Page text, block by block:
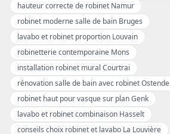
hauteur correcte de robinet Namur
robinet moderne salle de bain Bruges
lavabo et robinet proportion Louvain
robinetterie contemporaine Mons
installation robinet mural Courtrai
rénovation salle de bain avec robinet Ostende
robinet haut pour vasque sur plan Genk
lavabo et robinet combinaison Hasselt
conseils choix robinet et lavabo La Louvière